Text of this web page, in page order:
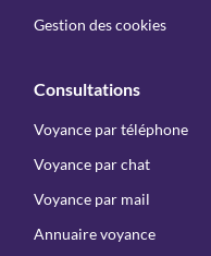
Gestion des cookies
Consultations
Voyance par téléphone
Voyance par chat
Voyance par mail
Annuaire voyance